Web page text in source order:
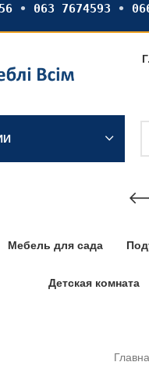
• 063 7674593 •
Мебель для сада
Детская комната